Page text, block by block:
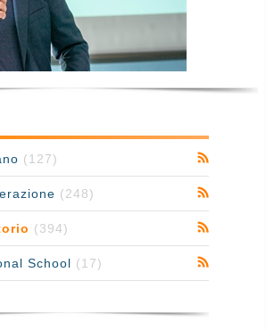
(127)
(248)
(394)
School (17)